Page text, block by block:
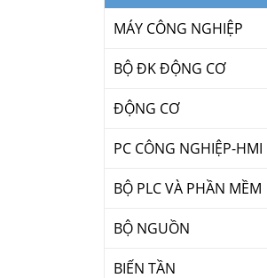
MÁY CÔNG NGHIỆP
BỘ ĐK ĐỘNG CƠ
ĐỘNG CƠ
PC CÔNG NGHIỆP-HMI
BỘ PLC VÀ PHẦN MỀM
BỘ NGUỒN
BIẾN TẦN